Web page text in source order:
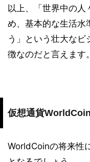
以上、「世界中の人
め、基本的な生活水
う」という壮大な
徴なのだと言えます。
仮想通貨
WorldCoinの将来性